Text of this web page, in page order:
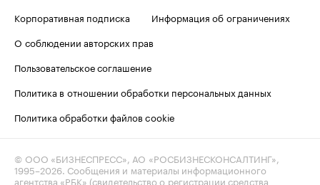
Корпоративная подписка
Информация об ограничениях
О соблюдении авторских прав
Пользовательское соглашение
Политика в отношении обработки персональных данных
Политика обработки файлов cookie
© ООО «БИЗНЕСПРЕСС», АО «РОСБИЗНЕСКОНСАЛТИНГ»,
1995–2026 . Сообщения и материалы информационного
агентства «РБК» (свидетельство о регистрации средства